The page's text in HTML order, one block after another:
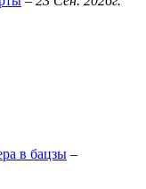
в бацзы –